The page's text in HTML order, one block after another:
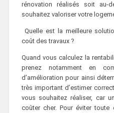
rénovation réalisés soit au-
souhaitez valoriser votre
Quelle est la meilleure
coût des travaux ?
Quand vous calculez la
prenez notamment en
d’amélioration pour ainsi
très important d’estimer
vous souhaitez réaliser, car
coûter cher. Pour éviter toute